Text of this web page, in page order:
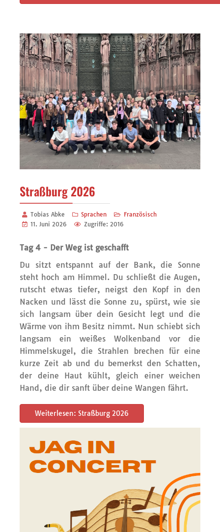
Straßburg 2026
Tobias Abke Sprachen
Französisch
11. Juni 2026
Zugriffe: 2016
Tag 4 - Der Weg ist geschafft
Du sitzt entspannt auf der Bank, die Sonne
steht hoch am Himmel. Du schließt die Augen,
rutscht etwas tiefer, neigst den Kopf in den
Nacken und lässt die Sonne zu, spürst, wie sie
sich langsam über dein Gesicht legt und die
Wärme von ihm Besitz nimmt. Nun schiebt sich
langsam ein weißes Wolkenband vor die
Himmelskugel, die Strahlen brechen für eine
kurze Zeit ab und du bemerkst den Schatten,
der deine Haut kühlt, gleich einer weichen
Hand, die dir sanft über deine Wangen fährt.
Weiterlesen: Straßburg 2026